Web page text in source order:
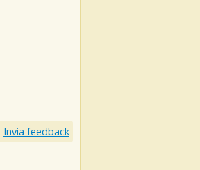
Invia feedback